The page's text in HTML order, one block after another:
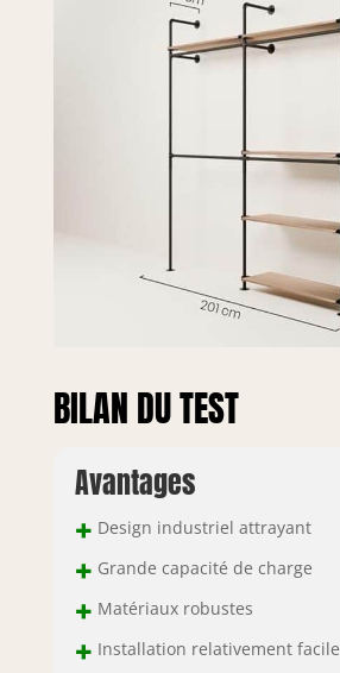
BILAN DU TEST
Avantages
+ Design industriel attrayant
+ Grande capacité de charge
+ Matériaux robustes
+ Installation relativement facile